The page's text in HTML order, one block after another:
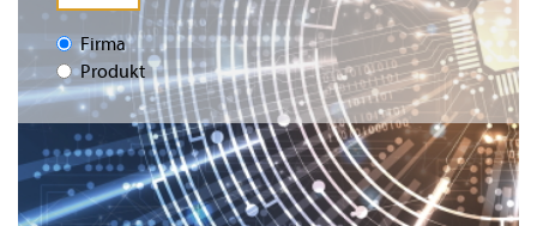
Firma
Produkt